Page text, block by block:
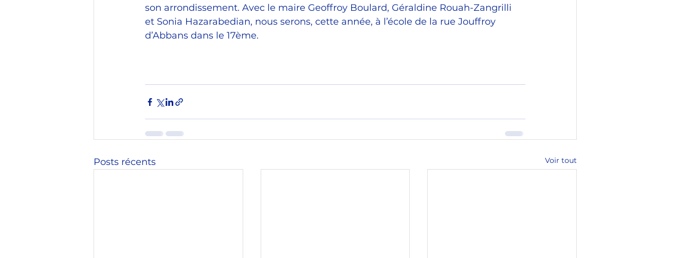
son arrondissement. Avec le maire Geoffroy Boulard, Géraldine Rouah-Zangrilli
et Sonia Hazarabedian, nous serons, cette année, à l’école de la rue Jouffroy
d’Abbans dans le 17ème.
Posts récents Voir tout